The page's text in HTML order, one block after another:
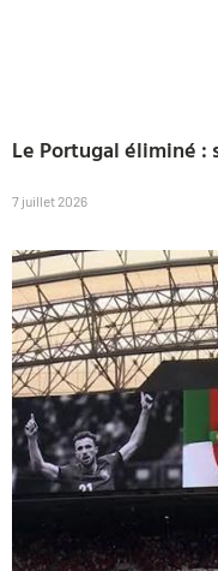
Le Portugal éliminé :
7 juillet 2026